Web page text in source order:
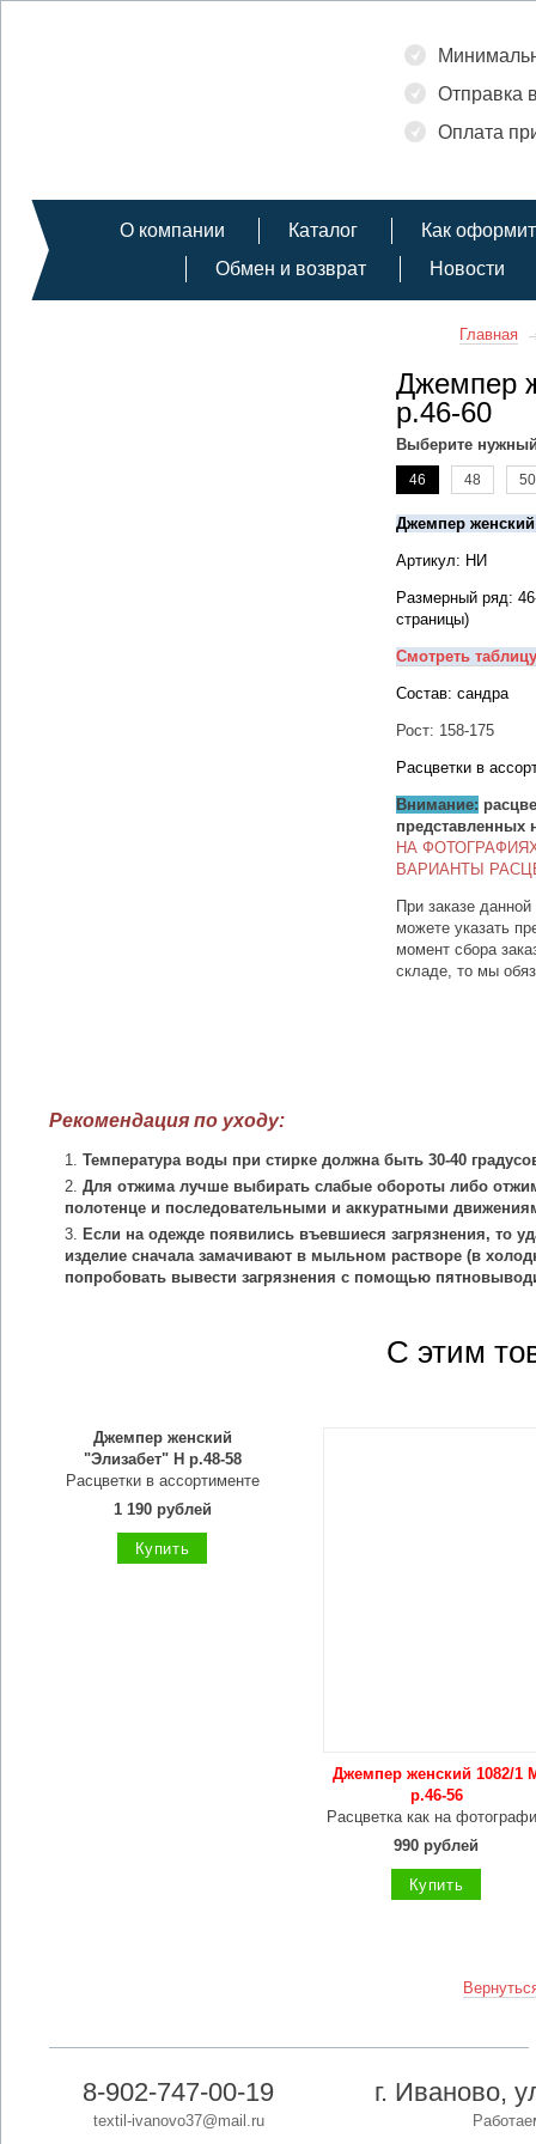
Отправка
Оплата
О компании Каталог
Как
Обмен и возврат
Новости
Главная
Джемпер
р.46-60
Выберите
46 48 50
Джемпер
Артикул: НИ
Размерный ряд:
страницы)
Смотреть
Состав: сандра
Рост: 158-175
Расцветки в
Внимание:
представленных
НА
ВАРИАНТЫ
При заказе
можете указать
момент сбора
складе, то мы
Рекомендация по уходу:
Температура воды при стирке должна быть 30-40
Для отжима лучше выбирать слабые обороты либо
полотенце и последовательными и аккуратными
Если на одежде появились въевшиеся загрязнения, то
изделие сначала замачивают в мыльном растворе (в
попробовать вывести загрязнения с помощью
С этим
Джемпер женский
"Элизабет" Н р.48-58
Расцветки в ассортименте
1 190 рублей
Купить
Джемпер женский 1082/1
р.46-56
Расцветка как на
990 рублей
Купить
8-902-747-00-19
textil-ivanovo37@mail.ru
г. Иваново,